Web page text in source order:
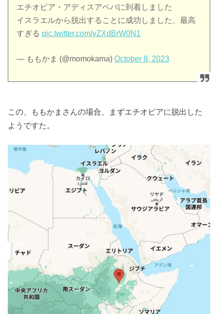
エチオピア・アディスアベバに到着しました
イスラエルから脱出することに成功しました、最高
すぎる pic.twitter.com/yZXdBrW0N1
— ももかま (@momokama)October 8, 2023
この、ももかまさんの場合、まずエチオピアに脱出した
ようですた。